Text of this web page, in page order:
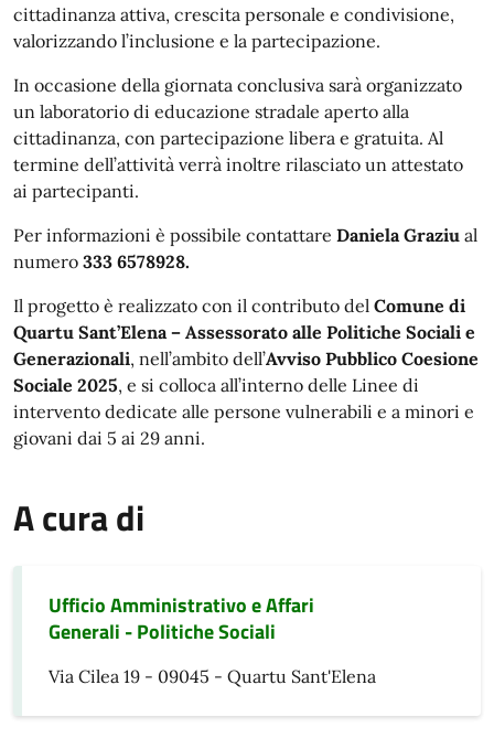
cittadinanza attiva, crescita personale e condivisione,
valorizzando l’inclusione e la partecipazione.
In occasione della giornata conclusiva sarà organizzato
un laboratorio di educazione stradale aperto alla
cittadinanza, con partecipazione libera e gratuita. Al
termine dell’attività verrà inoltre rilasciato un attestato
ai partecipanti.
Per informazioni è possibile contattare Daniela Graziu al
numero 333 6578928.
Il progetto è realizzato con il contributo del Comune di
Quartu Sant’Elena – Assessorato alle Politiche Sociali e
Generazionali, nell’ambito dell’Avviso Pubblico Coesione
Sociale 2025, e si colloca all’interno delle Linee di
intervento dedicate alle persone vulnerabili e a minori e
giovani dai 5 ai 29 anni.
A cura di
Ufficio Amministrativo e Affari
Generali - Politiche Sociali
Via Cilea 19 - 09045 - Quartu Sant'Elena